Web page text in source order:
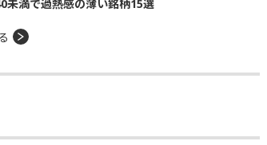
未満で過熱感の薄い銘柄15選